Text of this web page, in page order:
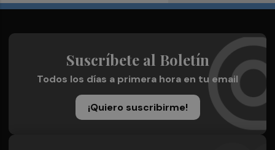
Suscríbete al Boletín
Todos los días a primera hora en tu email
¡Quiero suscribirme!